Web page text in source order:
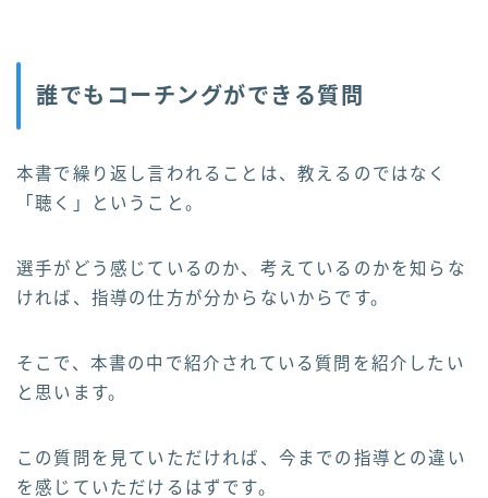
誰でもコーチングができる質問
本書で繰り返し言われることは、教えるのではなく
「聴く」ということ。
選手がどう感じているのか、考えているのかを知らな
ければ、指導の仕方が分からないからです。
そこで、本書の中で紹介されている質問を紹介したい
と思います。
この質問を見ていただければ、今までの指導との違い
を感じていただけるはずです。